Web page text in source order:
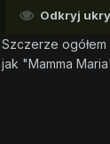
Odkryj
Szczerze
jak "Mamma